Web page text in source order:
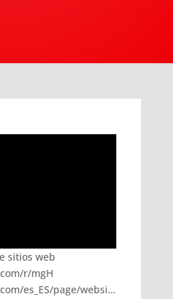
sitios web
r/mgH
es_ES/page/websi…